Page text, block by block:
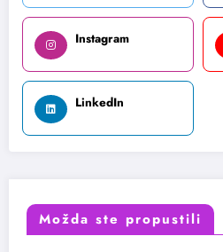
Instagram
LinkedIn
Možda ste propustili